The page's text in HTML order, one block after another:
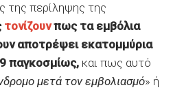
της περίληψης της
τονίζουνπως τα εμβόλια
αποτρέψει εκατομμύρια
παγκοσμίως, και πως αυτό
μετά τον εμβολιασμό» ή